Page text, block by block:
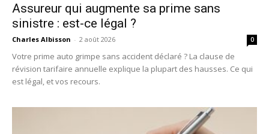
Assureur qui augmente sa prime sans
sinistre : est-ce légal ?
Charles Albisson - 2 août 2026 0
Votre prime auto grimpe sans accident déclaré ? La clause de
révision tarifaire annuelle explique la plupart des hausses. Ce qui
est légal, et vos recours.